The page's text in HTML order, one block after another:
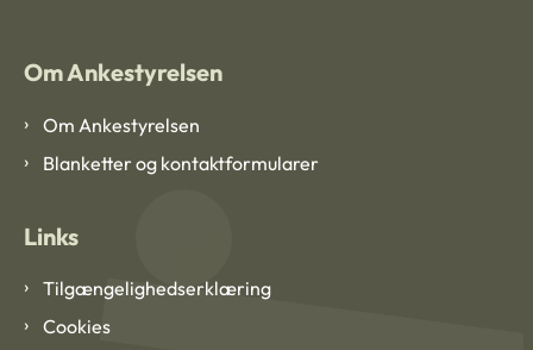
Om Ankestyrelsen
Om Ankestyrelsen
Blanketter og kontaktformularer
Links
Tilgængelighedserklæring
Cookies